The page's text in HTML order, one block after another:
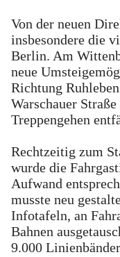
Von der neuen
insbesondere die
Berlin. Am
neue
Richtung
Warschauer
Treppengehen
Rechtzeitig zum
wurde die
Aufwand
musste neu
Infotafeln, an
Bahnen
9.000